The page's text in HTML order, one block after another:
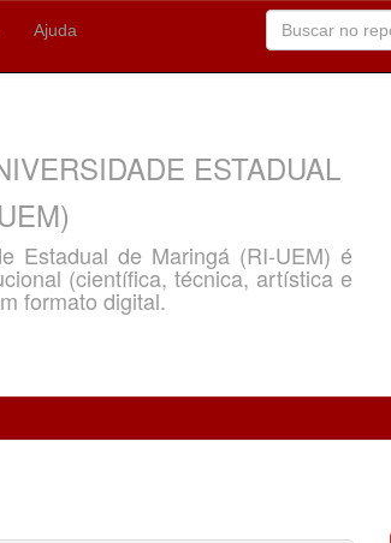
Ajuda
ESTADUAL
Estadual de Maringá (RI-UEM) é
(científica, técnica, artística e
formato digital.